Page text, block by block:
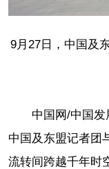
9月27日，中国及
中国网/中国发
中国及东盟记者团
流转间跨越千年时